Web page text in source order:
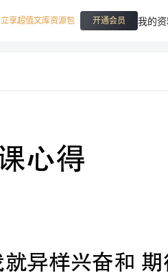
立享超值文库资源包 开通会员 我的